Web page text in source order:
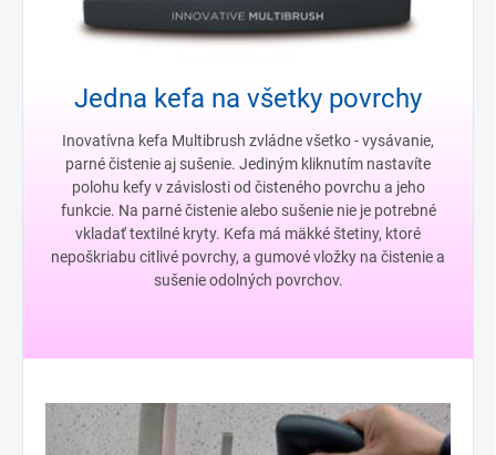
Jedna kefa na všetky povrchy
Inovatívna kefa Multibrush zvládne všetko - vysávanie,
parné čistenie aj sušenie. Jediným kliknutím nastavíte
polohu kefy v závislosti od čisteného povrchu a jeho
funkcie. Na parné čistenie alebo sušenie nie je potrebné
vkladať textilné kryty. Kefa má mäkké štetiny, ktoré
nepoškriabu citlivé povrchy, a gumové vložky na čistenie a
sušenie odolných povrchov.